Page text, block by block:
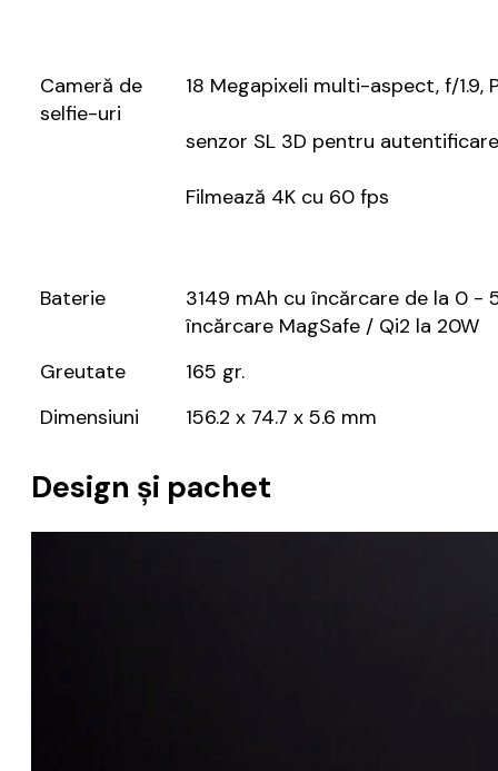
Cameră de
selfie-uri
18 Megapixeli multi-aspect, f/1.9,
senzor SL 3D pentru
Filmează 4K cu 60 fps
Baterie
3149 mAh cu încărcare de la 0 -
încărcare MagSafe / Qi2 la 20W
Greutate
165 gr.
Dimensiuni
156.2 x 74.7 x 5.6 mm
Design și pachet